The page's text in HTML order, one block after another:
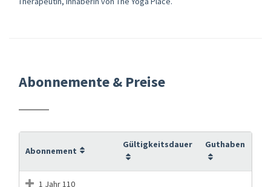
Abonnemente & Preise
Abonnement
Gültigkeitsdauer Guthaben
1 Jahr 110